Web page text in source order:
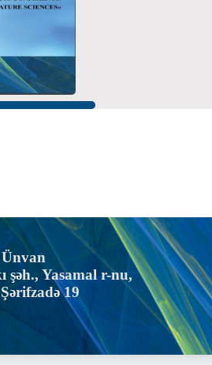
Ünvan
şəh., Yasamal r-nu,
19